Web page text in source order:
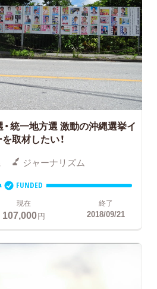
統一地方選 激動の沖縄選挙イ
取材したい！
ジャーナリズム
FUNDED
現在
107,000円
終了
2018/09/21